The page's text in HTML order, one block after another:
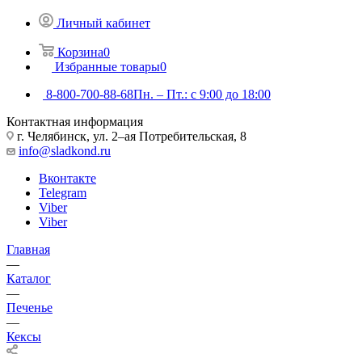
Личный кабинет
Корзина0
Избранные товары0
8-800-700-88-68Пн. – Пт.: с 9:00 до 18:00
Контактная информация
г. Челябинск, ул. 2–ая Потребительская, 8
info@sladkond.ru
Вконтакте
Telegram
Viber
Viber
Главная
—
Каталог
—
Печенье
—
Кексы